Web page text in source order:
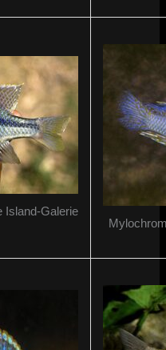
Island-Galerie